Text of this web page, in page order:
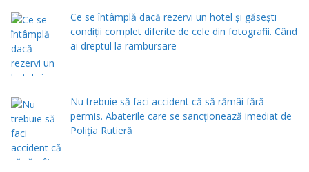
Ce se întâmplă dacă rezervi un hotel și găsești
condiții complet diferite de cele din fotografii. Când
ai dreptul la rambursare
Nu trebuie să faci accident că să rămâi fără
permis. Abaterile care se sancționează imediat de
Poliţia Rutieră